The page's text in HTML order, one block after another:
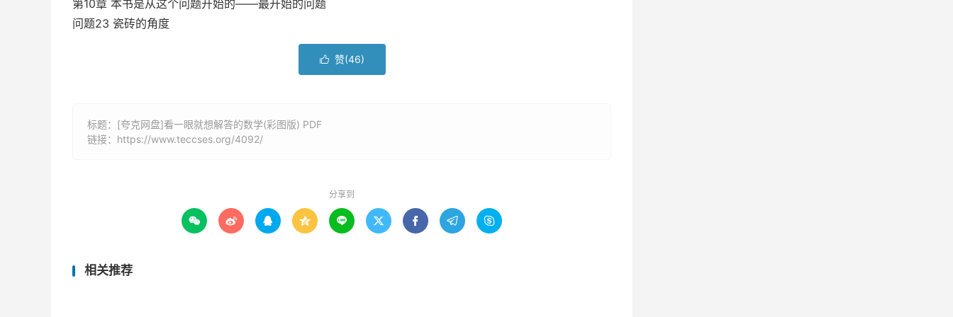
第10章 本书是从这个问题开始的——最开始的问题
问题23 瓷砖的角度
 赞(46)
标题：[夸克网盘]看一眼就想解答的数学(彩图版) PDF
链接： https://www.teccses.org/4092/
分享到
        
相关推荐